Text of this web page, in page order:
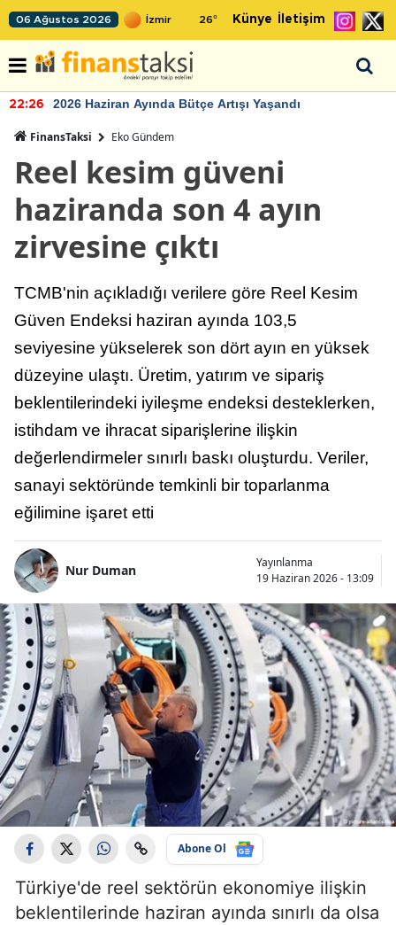
06 Ağustos 2026 26° Künye İletişim
22:26 2026 Haziran Ayında Bütçe Artışı Yaşandı
FinansTaksi Eko Gündem
Reel kesim güveni
haziranda son 4 ayın
zirvesine çıktı
TCMB'nin açıkladığı verilere göre Reel Kesim
Güven Endeksi haziran ayında 103,5
seviyesine yükselerek son dört ayın en yüksek
düzeyine ulaştı. Üretim, yatırım ve sipariş
beklentilerindeki iyileşme endeksi desteklerken,
istihdam ve ihracat siparişlerine ilişkin
değerlendirmeler sınırlı baskı oluşturdu. Veriler,
sanayi sektöründe temkinli bir toparlanma
eğilimine işaret etti
Nur Duman
Yayınlanma
19 Haziran 2026 - 13:09
Abone Ol
Türkiye'de reel sektörün ekonomiye ilişkin
beklentilerinde haziran ayında sınırlı da olsa